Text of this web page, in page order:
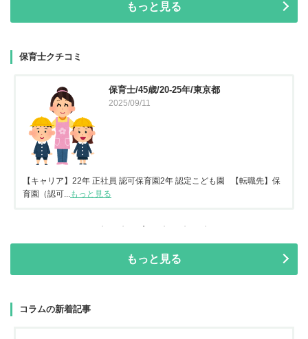
もっと見る
保育士クチコミ
保育士/45歳/20-25年/東京都
2025/09/11
【キャリア】22年 正社員 認可保育園2年 認定こども園 【転職先】保
育園（認可...
もっと見る
もっと見る
コラムの新着記事